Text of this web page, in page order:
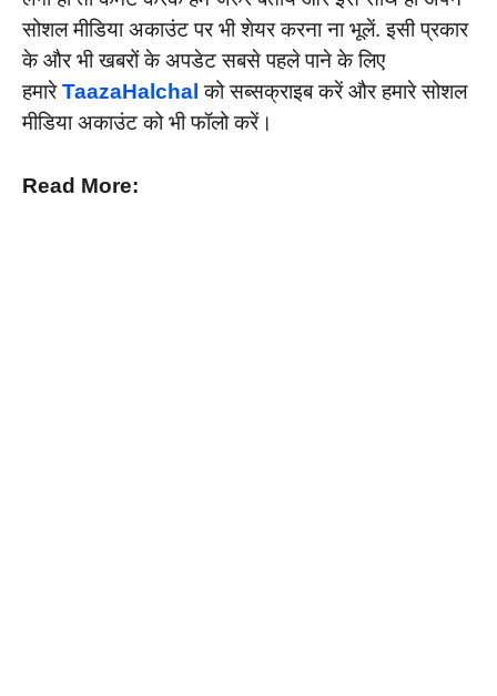
सोशल मीडिया अकाउंट पर भी शेयर करना ना भूलें. इसी प्रकार
के और भी खबरों के अपडेट सबसे पहले पाने के लिए
हमारेTaazaHalchal को सब्सक्राइब करें और हमारे सोशल
मीडिया अकाउंट को भी फॉलो करें।
Read More: